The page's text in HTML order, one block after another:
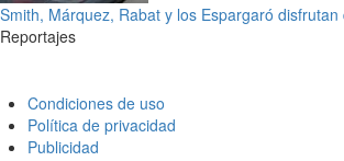
Smith, Márquez, Rabat y los Espargaró disfrutan
Reportajes
Condiciones de uso
Política de privacidad
Publicidad